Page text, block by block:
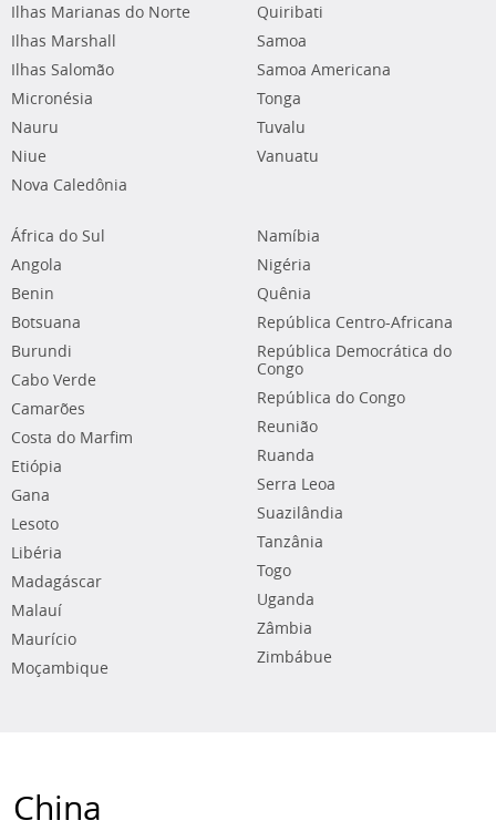
Ilhas Marianas do Norte
Ilhas Marshall
Ilhas Salomão
Micronésia
Nauru
Niue
Nova Caledônia
Quiribati
Samoa
Samoa Americana
Tonga
Tuvalu
Vanuatu
África do Sul
Angola
Benin
Botsuana
Burundi
Cabo Verde
Camarões
Costa do Marfim
Etiópia
Gana
Lesoto
Libéria
Madagáscar
Malauí
Maurício
Moçambique
Namíbia
Nigéria
Quênia
República Centro-Africana
República Democrática do
Congo
República do Congo
Reunião
Ruanda
Serra Leoa
Suazilândia
Tanzânia
Togo
Uganda
Zâmbia
Zimbábue
China